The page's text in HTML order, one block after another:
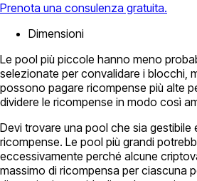
Prenota una consulenza gratuita.
Dimensioni
Le pool più piccole hanno meno
selezionate per convalidare i blocchi,
possono pagare ricompense più alte
dividere le ricompense in modo così
Devi trovare una pool che sia gestibile
ricompense. Le pool più grandi
eccessivamente perché alcune
massimo di ricompensa per ciascuna